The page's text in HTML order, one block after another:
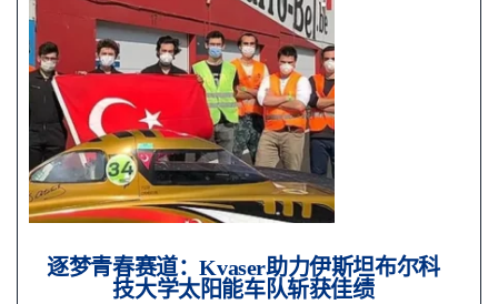
逐梦青春赛道：Kvaser助力伊斯坦布尔科
技大学太阳能车队斩获佳绩